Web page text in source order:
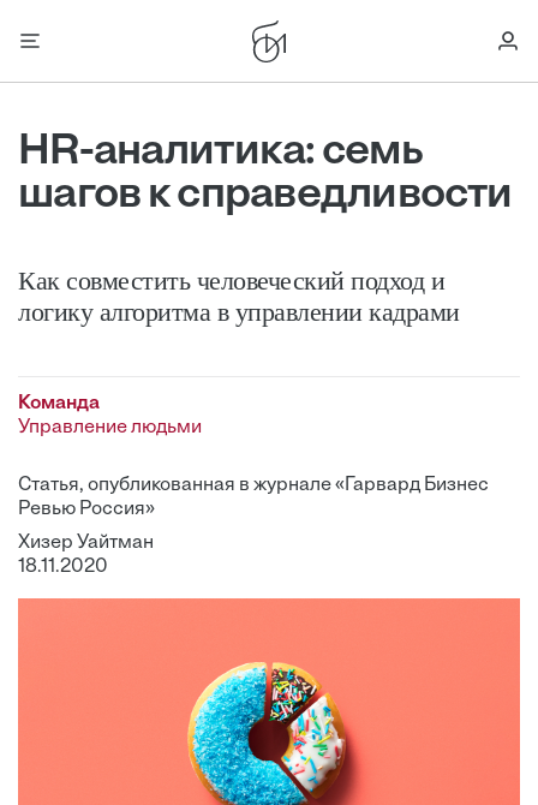
HR-аналитика: семь
шагов к справедливости
Как совместить человеческий подход и
логику алгоритма в управлении кадрами
Команда
Управление людьми
Статья, опубликованная в журнале «Гарвард Бизнес
Ревью Россия»
Хизер Уайтман
18.11.2020